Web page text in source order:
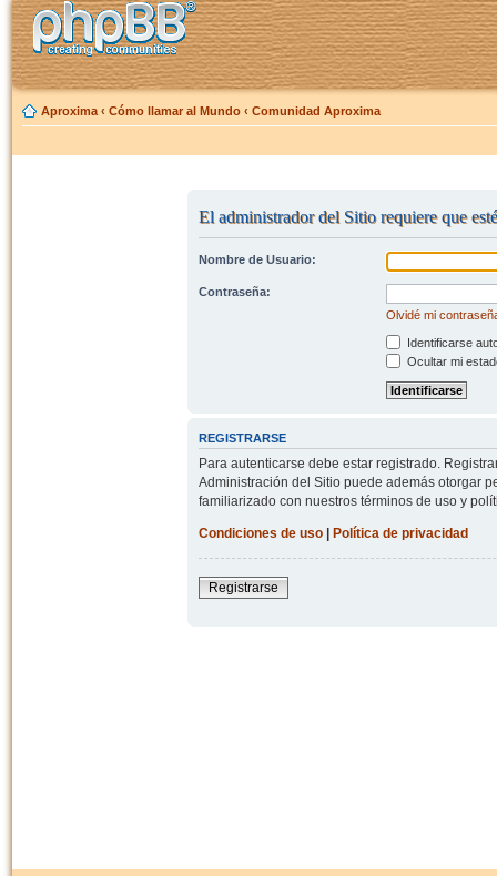
Aproxima ‹ Cómo llamar al Mundo ‹ Comunidad Aproxima
El administrador del Sitio requiere que
Nombre de Usuario:
Contraseña:
Olvidé mi
Identificarse
Ocultar mi
REGISTRARSE
Para autenticarse debe estar registrado.
Administración del Sitio puede además otorgar
familiarizado con nuestros términos de uso y
Condiciones de uso| Política de privacidad
Registrarse